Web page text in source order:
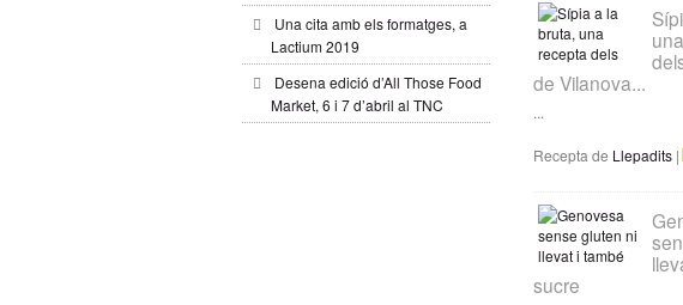
Una cita amb els formatges, a
Lactium 2019
Desena edició d’All Those Food
Market, 6 i 7 d’abril al TNC
de Vilanova...
...
Recepta de Llepadits|
sucre